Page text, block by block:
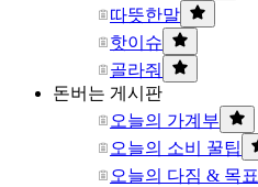
따뜻한말
핫이슈
골라줘
돈버는 게시판
오늘의 가계부
오늘의 소비 꿀팁
오늘의 다짐 & 목표